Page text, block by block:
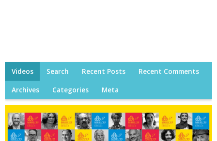
Videos Search Recent Posts Recent Comments
Archives Categories Meta